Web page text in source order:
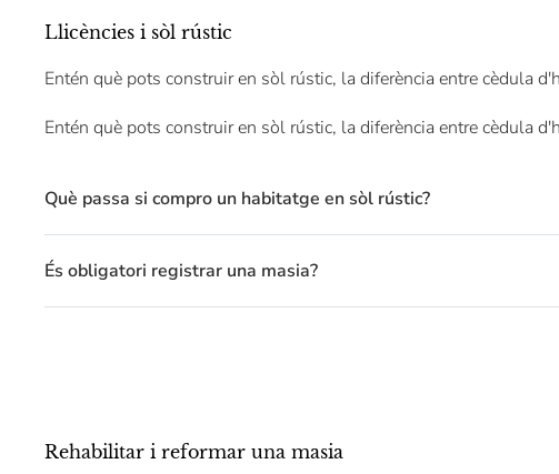
Llicències i sòl rústic
Entén què pots construir en sòl rústic, la diferència entre cèdula
Entén què pots construir en sòl rústic, la diferència entre cèdula
Què passa si compro un habitatge en sòl rústic?
És obligatori registrar una masia?
Rehabilitar i reformar una masia